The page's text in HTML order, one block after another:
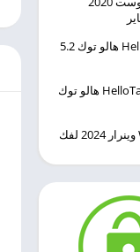
تحميل تطبيق HelloTalk هالو توك 5.2
تحميل تطبيق HelloTalk هالو توك
تحميل برنامج WinRAR وينرار 2024 لفك